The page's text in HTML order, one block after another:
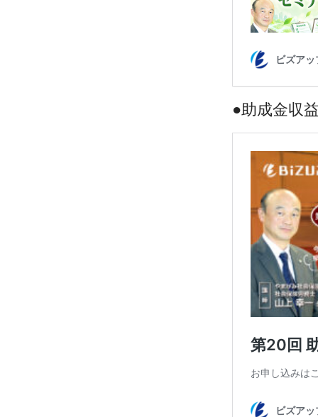
●助成金収